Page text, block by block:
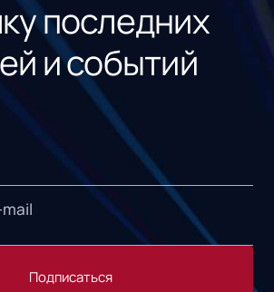
последних
и событий
Подписаться